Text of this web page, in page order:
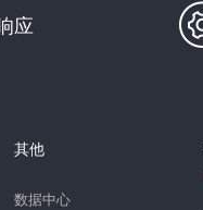
应
其他
数据中心